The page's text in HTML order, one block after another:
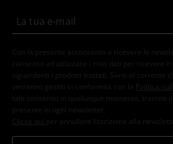
Con la presente acconsento a ricevere le
consenso ad utilizzare i miei dati per ricevere
riguardanti i prodotti trattati. Sono al corrente
verranno gestiti in conformità con la
Politica
tale consenso in qualunque momento, tramite
presente in ogni newsletter.
Clicca qui per annullare liscrizione alla